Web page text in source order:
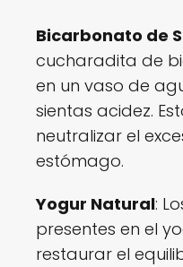
Bicarbonato de
cucharadita de
en un vaso de
sientas acidez.
neutralizar el
estómago.
Yogur Natural:
presentes en el
restaurar el